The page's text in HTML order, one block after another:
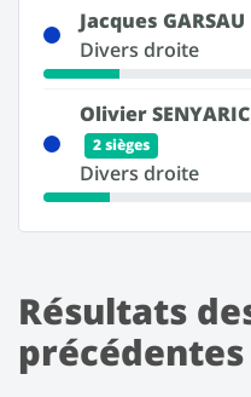
Jacques GARSAU
Divers droite
Olivier
2 sièges
Divers droite
Résultats